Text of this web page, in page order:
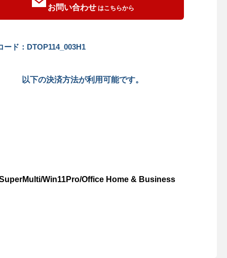
お問い合わせ はこちらから
ード：DTOP114_003H1
以下の決済方法が利用可能です。
Win11Pro/Office Home & Business